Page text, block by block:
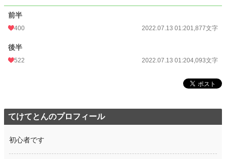
週間ポイント 15,034 pt (615 位)
月間ポイント
年間ポイント
累計ポイント
前半
400 2022.07.13 01:201,877文字
後半
522 2022.07.13 01:204,093文字
てけてとんのプロフィール
初心者です